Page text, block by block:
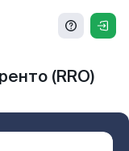
(RRO)